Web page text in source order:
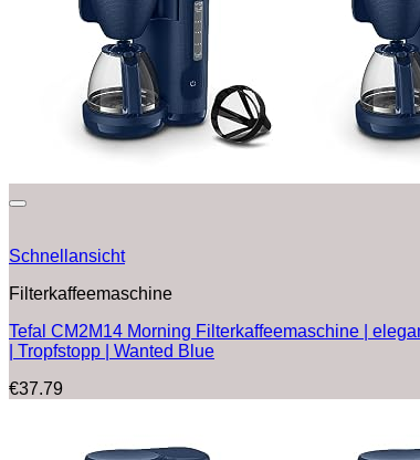
Schnellansicht
Filterkaffeemaschine
Tefal CM2M14 Morning Filterkaffeemaschine |
| Tropfstopp | Wanted Blue
€37.79